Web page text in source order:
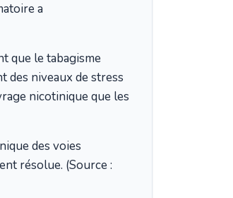
a
que le tabagisme
des niveaux de stress
nicotinique que les
des voies
résolue. (Source :